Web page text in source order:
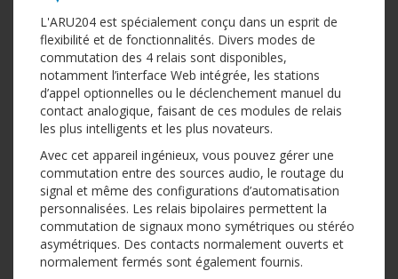
L'ARU204 est spécialement conçu dans un esprit de
flexibilité et de fonctionnalités. Divers modes de
commutation des 4 relais sont disponibles,
notamment l’interface Web intégrée, les stations
d’appel optionnelles ou le déclenchement manuel du
contact analogique, faisant de ces modules de relais
les plus intelligents et les plus novateurs.
Avec cet appareil ingénieux, vous pouvez gérer une
commutation entre des sources audio, le routage du
signal et même des configurations d’automatisation
personnalisées. Les relais bipolaires permettent la
commutation de signaux mono symétriques ou stéréo
asymétriques. Des contacts normalement ouverts et
normalement fermés sont également fournis.